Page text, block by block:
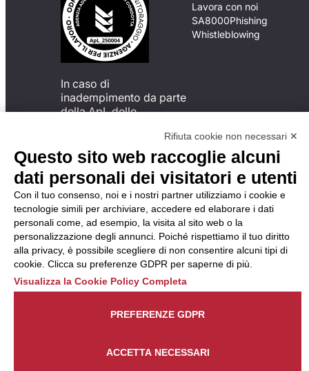
In caso di
inadempimento da parte
della ApL delle
del Codice di Condotta, è
possibile presentare un
reclamo
all’Organismo di
Monitoraggio utilizzando
una delle modalità
descritte al seguente
indirizzo web
https://odm-
agenzielavoro.it/reclami/.
Lavora con noi
SA8000Phishing
Whistleblowing
Rifiuta cookie non necessari ✕
Questo sito web raccoglie alcuni
dati personali dei visitatori e utenti
Con il tuo consenso, noi e i nostri partner utilizziamo i cookie e
tecnologie simili per archiviare, accedere ed elaborare i dati
personali come, ad esempio, la visita al sito web o la
personalizzazione degli annunci. Poiché rispettiamo il tuo diritto
alla privacy, è possibile scegliere di non consentire alcuni tipi di
cookie. Clicca su preferenze GDPR per saperne di più.
Visualizza la Cookie Policy Completa
ACCETTA NECESSARI
PREFERENZE GDPR